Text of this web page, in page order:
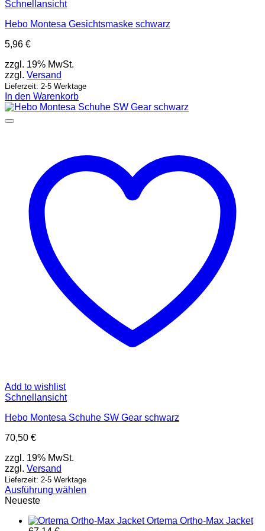
Schnellansicht
Hebo Montesa Gesichtsmaske schwarz
5,96 €
zzgl. 19% MwSt.
zzgl. Versand
Lieferzeit: 2-5 Werktage
In den Warenkorb
Add to wishlist
Schnellansicht
Hebo Montesa Schuhe SW Gear schwarz
70,50 €
zzgl. 19% MwSt.
zzgl. Versand
Lieferzeit: 2-5 Werktage
Ausführung wählen
Dieses
weist
Neueste
Ortema Ortho-Max Jacket